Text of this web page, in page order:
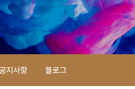
지사항 블로그